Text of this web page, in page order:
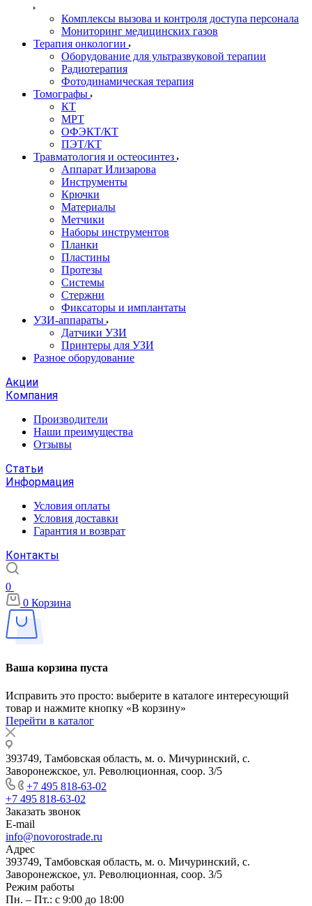
Комплексы вызова и контроля доступа персонала
Мониторинг медицинских газов
Терапия онкологии
Оборудование для ультразвуковой терапии
Радиотерапия
Фотодинамическая терапия
Томографы
КТ
МРТ
ОФЭКТ/КТ
ПЭТ/КТ
Травматология и остеосинтез
Аппарат Илизарова
Инструменты
Крючки
Материалы
Метчики
Наборы инструментов
Планки
Пластины
Протезы
Системы
Стержни
Фиксаторы и имплантаты
УЗИ-аппараты
Датчики УЗИ
Принтеры для УЗИ
Разное оборудование
Акции
Компания
Производители
Наши преимущества
Отзывы
Статьи
Информация
Условия оплаты
Условия доставки
Гарантия и возврат
Контакты
0
0 Корзина
Ваша корзина пуста
Исправить это просто: выберите в каталоге интересующий
товар и нажмите кнопку «В корзину»
Перейти в каталог
393749, Тамбовская область, м. о. Мичуринский, с.
Заворонежское, ул. Революционная, соор. 3/5
+7 495 818-63-02
+7 495 818-63-02
Заказать звонок
E-mail
info@novorostrade.ru
Адрес
393749, Тамбовская область, м. о. Мичуринский, с.
Заворонежское, ул. Революционная, соор. 3/5
Режим работы
Пн. – Пт.: с 9:00 до 18:00